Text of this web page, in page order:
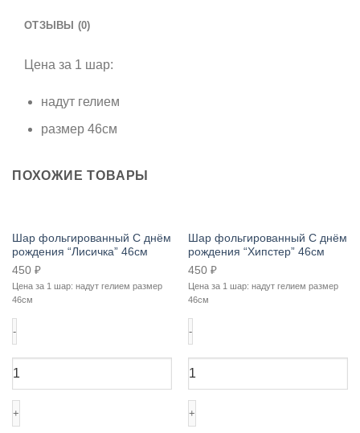
ОТЗЫВЫ (0)
Цена за 1 шар:
надут гелием
размер 46см
ПОХОЖИЕ ТОВАРЫ
Шар фольгированный С днём
рождения “Лисичка” 46см
450 ₽
Цена за 1 шар: надут гелием размер
46см
товара
С
днём
Шар фольгированный С днём
рождения “Хипстер” 46см
450 ₽
Цена за 1 шар: надут гелием размер
46см
товара
С
днём